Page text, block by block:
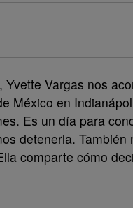
Vargas nos
México en
Es un día para
detenerla.
comparte cómo